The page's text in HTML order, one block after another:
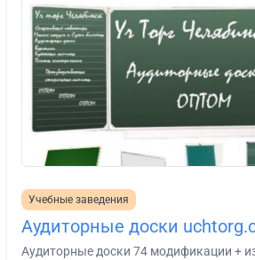
Учебные заведения
Аудиторные доски
Аудиторные доски 74 модификации +